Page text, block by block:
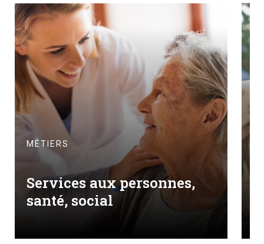
MÉTIERS
Services aux personnes,
santé, social